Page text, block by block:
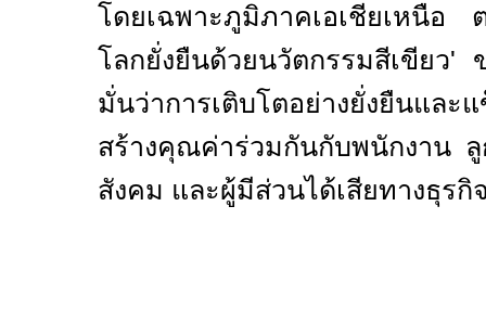
โดยเฉพาะภูมิภาคเอเชียเหนื
โลกยั่งยืนด้วยนวัตกรรมสีเขียว'
มั่นว่าการเติบโตอย่างยั่งยืนและ
สร้างคุณค่าร่วมกันกับพนักงาน
สังคม และผู้มีส่วนได้เสียทางธุร